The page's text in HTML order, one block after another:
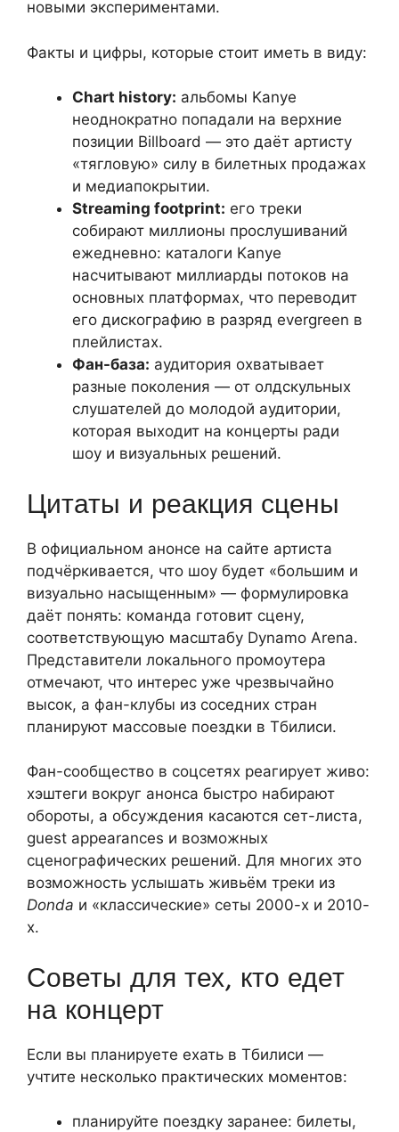
новыми экспериментами.
Факты и цифры, которые стоит иметь в виду:
Chart history: альбомы Kanye
неоднократно попадали на верхние
позиции Billboard — это даёт артисту
«тягловую» силу в билетных продажах
и медиапокрытии.
Streaming footprint: его треки
собирают миллионы прослушиваний
ежедневно: каталоги Kanye
насчитывают миллиарды потоков на
основных платформах, что переводит
его дискографию в разряд evergreen в
плейлистах.
Фан-база: аудитория охватывает
разные поколения — от олдскульных
слушателей до молодой аудитории,
которая выходит на концерты ради
шоу и визуальных решений.
Цитаты и реакция сцены
В официальном анонсе на сайте артиста
подчёркивается, что шоу будет «большим и
визуально насыщенным» — формулировка
даёт понять: команда готовит сцену,
соответствующую масштабу Dynamo Arena.
Представители локального промоутера
отмечают, что интерес уже чрезвычайно
высок, а фан-клубы из соседних стран
планируют массовые поездки в Тбилиси.
Фан-сообщество в соцсетях реагирует живо:
хэштеги вокруг анонса быстро набирают
обороты, а обсуждения касаются сет-листа,
guest appearances и возможных
сценографических решений. Для многих это
возможность услышать живьём треки из
Donda и «классические» сеты 2000-х и 2010-
х.
Советы для тех, кто едет
на концерт
Если вы планируете ехать в Тбилиси —
учтите несколько практических моментов:
планируйте поездку заранее: билеты,